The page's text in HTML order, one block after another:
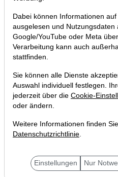
Aufwärtstrends
05.03.2026 um 11:54 Uhr |A.
gerade im volatilen
Dabei können Informationen
ausgelesen und Nutzungsdaten
Google/YouTube oder Meta
Verarbeitung kann auch
stattfinden.
Sie können alle Dienste
Auswahl individuell festlegen.
jederzeit über die Cookie-
oder ändern.
Weitere Informationen finden
Datenschutzrichtlinie.
Einstellungen Nur